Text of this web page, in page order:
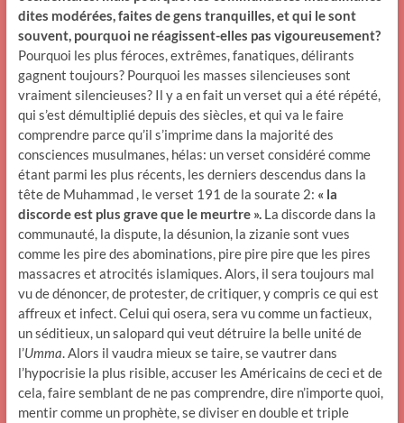
dites modérées, faites de gens tranquilles, et qui le sont
souvent, pourquoi ne réagissent-elles pas vigoureusement?
Pourquoi les plus féroces, extrêmes, fanatiques, délirants
gagnent toujours? Pourquoi les masses silencieuses sont
vraiment silencieuses? Il y a en fait un verset qui a été répété,
qui s’est démultiplié depuis des siècles, et qui va le faire
comprendre parce qu’il s’imprime dans la majorité des
consciences musulmanes, hélas: un verset considéré comme
étant parmi les plus récents, les derniers descendus dans la
tête de Muhammad , le verset 191 de la sourate 2: « la
discorde est plus grave que le meurtre ».La discorde dans la
communauté, la dispute, la désunion, la zizanie sont vues
comme les pire des abominations, pire pire pire que les pires
massacres et atrocités islamiques. Alors, il sera toujours mal
vu de dénoncer, de protester, de critiquer, y compris ce qui est
affreux et infect. Celui qui osera, sera vu comme un factieux,
un séditieux, un salopard qui veut détruire la belle unité de
l’Umma. Alors il vaudra mieux se taire, se vautrer dans
l’hypocrisie la plus risible, accuser les Américains de ceci et de
cela, faire semblant de ne pas comprendre, dire n’importe quoi,
mentir comme un prophète, se diviser en double et triple